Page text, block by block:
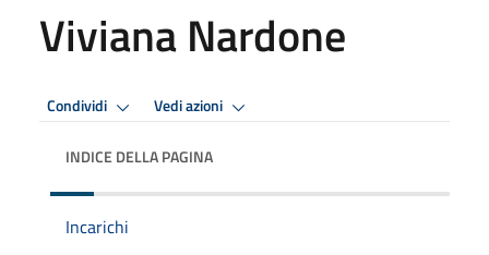
Viviana Nardone
Condividi Vedi azioni
INDICE DELLA PAGINA
Incarichi